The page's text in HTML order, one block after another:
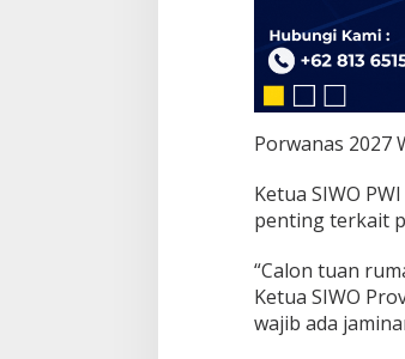
Porwanas 2027
Ketua SIWO
penting terkait
“Calon tuan
Ketua SIWO
wajib ada